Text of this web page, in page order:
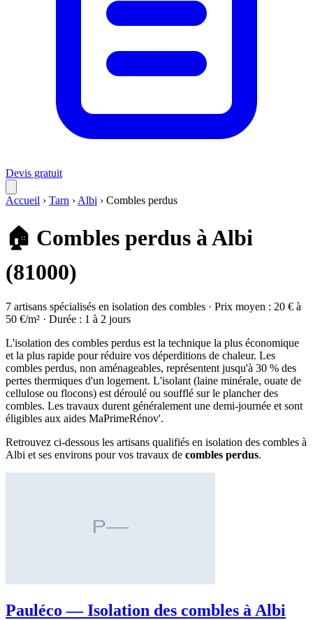
Devis gratuit
Accueil › Tarn › Albi › Combles perdus
🏠 Combles perdus à Albi
(81000)
7 artisans spécialisés en isolation des combles · Prix moyen : 20 € à
50 €/m² · Durée : 1 à 2 jours
L'isolation des combles perdus est la technique la plus économique
et la plus rapide pour réduire vos déperditions de chaleur. Les
combles perdus, non aménageables, représentent jusqu'à 30 % des
pertes thermiques d'un logement. L'isolant (laine minérale, ouate de
cellulose ou flocons) est déroulé ou soufflé sur le plancher des
combles. Les travaux durent généralement une demi-journée et sont
éligibles aux aides MaPrimeRénov'.
Retrouvez ci-dessous les artisans qualifiés en isolation des combles à
Albi et ses environs pour vos travaux de combles perdus.
Pauléco — Isolation des combles à Albi